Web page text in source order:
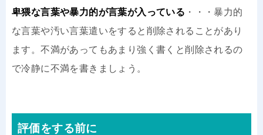
卑猥な言葉や暴力的が言葉が入っている ・・・暴力的
な言葉や汚い言葉遣いをすると削除されることがあり
ます。不満があってもあまり強く書くと削除されるの
で冷静に不満を書きましょう。
評価をする前に